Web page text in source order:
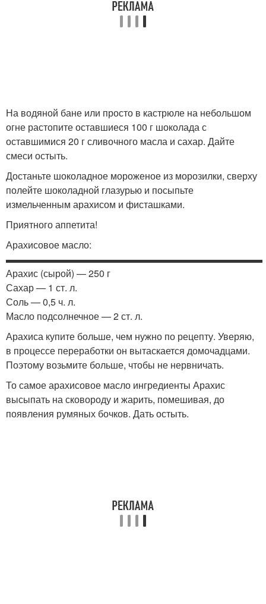
На водяной бане или просто в кастрюле на небольшом
огне растопите оставшиеся 100 г шоколада с
оставшимися 20 г сливочного масла и сахар. Дайте
смеси остыть.
Достаньте шоколадное мороженое из морозилки, сверху
полейте шоколадной глазурью и посыпьте
измельченным арахисом и фисташками.
Приятного аппетита!
Арахисовое масло:
▬▬▬▬▬▬▬▬▬▬▬▬▬▬▬▬▬▬▬▬▬▬▬▬▬▬▬
Арахис (сырой) — 250 г
Сахар — 1 ст. л.
Соль — 0,5 ч. л.
Масло подсолнечное — 2 ст. л.
Арахиса купите больше, чем нужно по рецепту. Уверяю,
в процессе переработки он вытаскается домочадцами.
Поэтому возьмите больше, чтобы не нервничать.
То самое арахисовое масло ингредиенты Арахис
высыпать на сковороду и жарить, помешивая, до
появления румяных бочков. Дать остыть.